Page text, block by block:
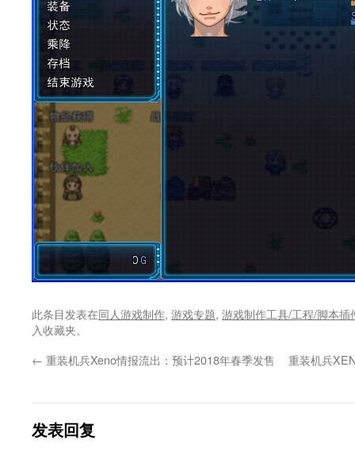
此条目发表在同人游戏制作, 游戏专题, 游戏制作工具/工程/脚本插
入收藏夹。
← 重装机兵Xeno情报流出：预计2018年春季发售 重装机兵
发表回复